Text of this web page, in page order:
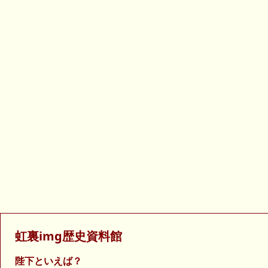
虹裏img歴史資料館
陛下といえば？